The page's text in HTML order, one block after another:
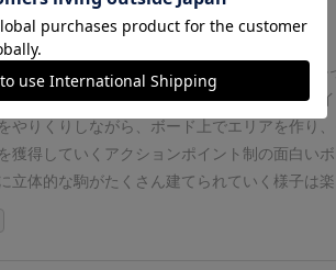
多いです。接戦になりやすく、APを増やすア
使うこともできるので、後半戦は非常に盛り上
閉じ込めるというインタラクションも抜群です
ティカルもクスコも、そしてこのメキシカも、
だけです。わずかな種類の内容物で、これだけ
が少ない重ゲーは、戦略を見出す必要があり
繰り返し遊ばないと、面白さに気付かないかも
殿を囲む9カルプリの、「宮殿囲み」という技
330名が参考 約5年前
を1,000個以上持っているユーザー視点で良か
から紹介します！メキシカは、アクションポ
やりくりしながら、ボード上でエリアを作り
獲得していくアクションポイント制の面白い
立体的な駒がたくさん建てられていく様子は楽
建物を持っているので、その配分を考えて、効
うにするのが悩ましいです。